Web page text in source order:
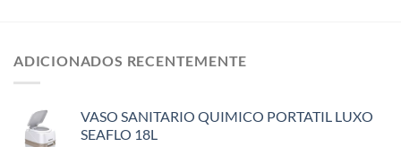
ADICIONADOS RECENTEMENTE
VASO SANITARIO QUIMICO PORTATIL LUXO
SEAFLO 18L